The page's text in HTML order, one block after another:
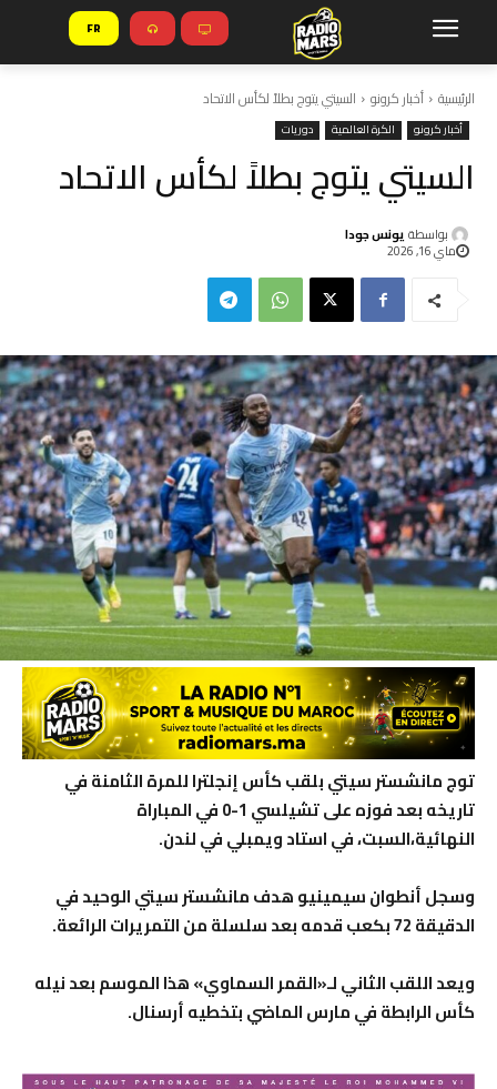
FR
الرئيسية أخبار كرونو السيتي يتوج بطلاً لكأس الاتحاد
أخبار كرونو الكرة العالمية دوريات
السيتي يتوج بطلاً لكأس الاتحاد
بواسطةيونس جودا
ماي 16, 2026
توج مانشستر سيتي بلقب كأس إنجلترا للمرة الثامنة في
تاريخه بعد فوزه على تشيلسي 1-0 في المباراة
النهائية،السبت، في استاد ويمبلي في لندن.
وسجل أنطوان سيمينيو هدف مانشستر سيتي الوحيد في
الدقيقة 72 بكعب قدمه بعد سلسلة من التمريرات الرائعة.
ويعد اللقب الثاني لـ«القمر السماوي» هذا الموسم بعد نيله
كأس الرابطة في مارس الماضي بتخطيه أرسنال.